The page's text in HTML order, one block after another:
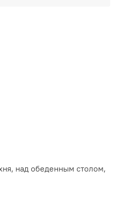
над обеденным столом,